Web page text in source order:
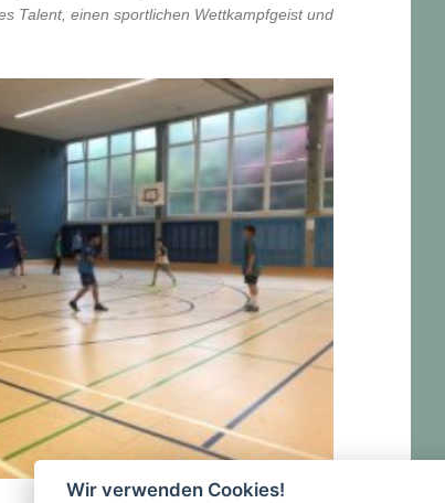
Talent, einen sportlichen Wettkampfgeist und
Wir verwenden Cookies!